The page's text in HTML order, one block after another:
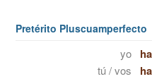
Pretérito Pluscuamperfecto
yo
tú / vos